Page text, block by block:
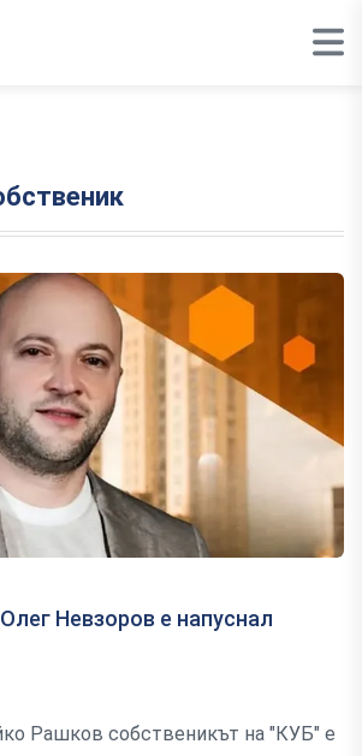
Невзоров е напуснал
Рашков собственикът на "КУБ" е